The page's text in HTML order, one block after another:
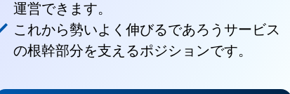
運営できます。
これから勢いよく伸びるであろうサービス
の根幹部分を支えるポジションです。